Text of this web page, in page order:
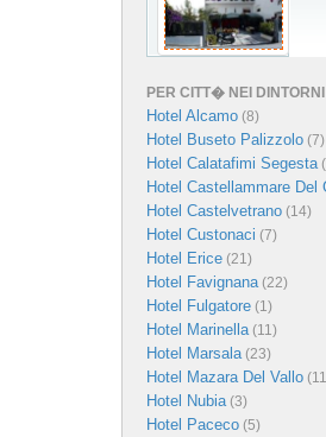
PER CITT� NEI
Hotel Alcamo (8)
Hotel Buseto Palizzolo (7)
Hotel Calatafimi Segesta
Hotel Castellammare Del
Hotel Castelvetrano (14)
Hotel Custonaci (7)
Hotel Erice (21)
Hotel Favignana(22)
Hotel Fulgatore (1)
Hotel Marinella(11)
Hotel Marsala(23)
Hotel Mazara Del Vallo
Hotel Nubia(3)
Hotel Paceco (5)